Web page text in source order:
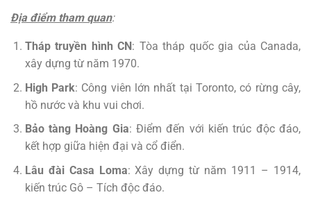
Địa điểm tham quan:
Tháp truyền hình CN: Tòa tháp quốc gia của Canada,
xây dựng từ năm 1970.
High Park: Công viên lớn nhất tại Toronto, có rừng cây,
hồ nước và khu vui chơi.
Bảo tàng Hoàng Gia: Điểm đến với kiến trúc độc đáo,
kết hợp giữa hiện đại và cổ điển.
Lâu đài Casa Loma: Xây dựng từ năm 1911 – 1914,
kiến trúc Gô – Tích độc đáo.